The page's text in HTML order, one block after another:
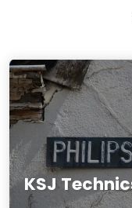
KSJ